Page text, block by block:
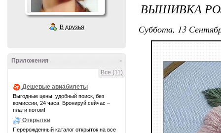
В друзья
-
Приложения
Все (11)
Дешевые авиабилеты
Выгодные цены, удобный поиск, без
комиссии, 24 часа. Бронируй сейчас –
плати потом!
Открытки
Перерожденный каталог открыток на все
ВЫШИВКА
Суббота, 13